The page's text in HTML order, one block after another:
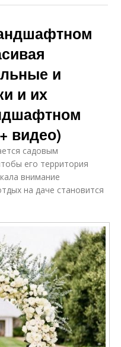
и
и их
видео)
садовым
его территория
внимание
на даче становится